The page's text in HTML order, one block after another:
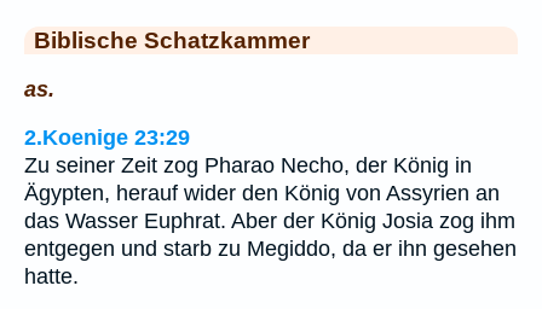
Biblische Schatzkammer
as.
2.Koenige 23:29
Zu seiner Zeit zog Pharao Necho, der König in
Ägypten, herauf wider den König von Assyrien an
das Wasser Euphrat. Aber der König Josia zog ihm
entgegen und starb zu Megiddo, da er ihn gesehen
hatte.